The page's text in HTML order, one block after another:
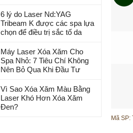
6 lý do Laser Nd:YAG
Tribeam K được các spa lựa
chọn để điều trị sắc tố da
Máy Laser Xóa Xăm Cho
Spa Nhỏ: 7 Tiêu Chí Không
Nên Bỏ Qua Khi Đầu Tư
Vì Sao Xóa Xăm Màu Bằng
Laser Khó Hơn Xóa Xăm
Đen?
Mã SP: